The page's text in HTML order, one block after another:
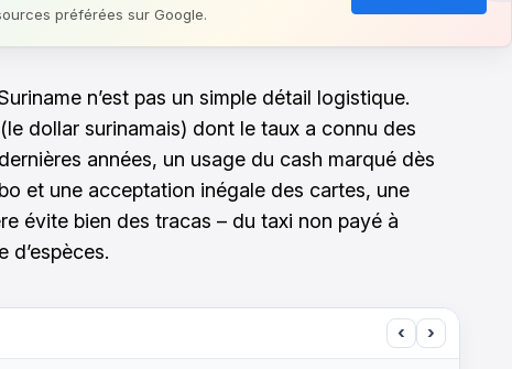
préférées sur Google.
n’est pas un simple détail logistique.
dollar surinamais) dont le taux a connu des
années, un usage du cash marqué dès
et une acceptation inégale des cartes, une
évite bien des tracas – du taxi non payé à
d’espèces.
‹ ›